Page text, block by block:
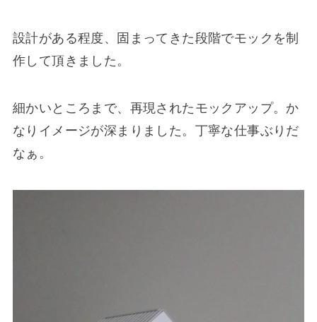
設計がある程度、固まってきた段階でモックを制
作して頂きました。
細かいところまで、再現されたモックアップ。か
なりイメージが深まりました。丁寧な仕事ぶりだ
なぁ。